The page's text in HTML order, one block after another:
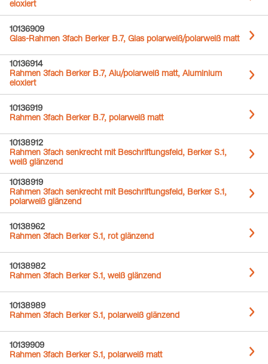
eloxiert
10136909
Glas-Rahmen 3fach Berker B.7, Glas polarweiß/polarweiß matt
10136914
Rahmen 3fach Berker B.7, Alu/polarweiß matt, Aluminium
eloxiert
10136919
Rahmen 3fach Berker B.7, polarweiß matt
10138912
Rahmen 3fach senkrecht mit Beschriftungsfeld, Berker S.1,
weiß glänzend
10138919
Rahmen 3fach senkrecht mit Beschriftungsfeld, Berker S.1,
polarweiß glänzend
10138962
Rahmen 3fach Berker S.1, rot glänzend
10138982
Rahmen 3fach Berker S.1, weiß glänzend
10138989
Rahmen 3fach Berker S.1, polarweiß glänzend
10139909
Rahmen 3fach Berker S.1, polarweiß matt